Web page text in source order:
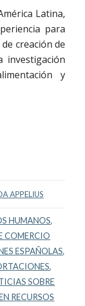
Latina,
para
creación de
investigación
y
APPELIUS
HUMANOS,
COMERCIO
ESPAÑOLAS,
,
SOBRE
RECURSOS